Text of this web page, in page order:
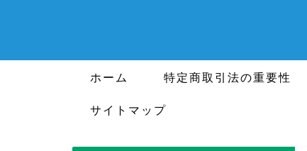
ホーム 特定商取引法の重要性
サイトマップ